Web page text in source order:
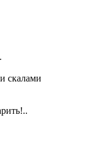
скалами